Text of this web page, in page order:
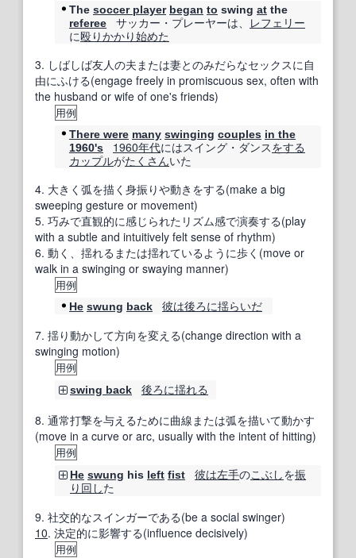
The soccer player began to swing at the
referee
サッカー・プレーヤーは、 レフェリー
に殴りかかり始めた
3. しばしば友人の夫または妻とのみだらなセックスに自
由にふける(engage freely in promiscuous sex, often with
the husband or wife of one's friends)
用例
There were many swinging couples in the
1960's
1960年代にはスイング・ダンスをする
カップルがたくさんいた
4. 大きく弧を描く身振りや動きをする(make a big
sweeping gesture or movement)
5. 巧みで直観的に感じられたリズム感で演奏する(play
with a subtle and intuitively felt sense of rhythm)
6. 動く、揺れるまたは揺れているように歩く(move or
walk in a swinging or swaying manner)
用例
He swung back 彼は後ろに揺らいだ
7. 揺り動かして方向を変える(change direction with a
swinging motion)
用例
swing back 後ろに揺れる
8. 通常打撃を与えるために曲線または弧を描いて動かす
(move in a curve or arc, usually with the intent of hitting)
用例
He swung his left fist 彼は左手のこぶしを振
り 回した
9. 社交的なスインガーである(be a social swinger)
10. 決定的に影響する(influence decisively)
用例